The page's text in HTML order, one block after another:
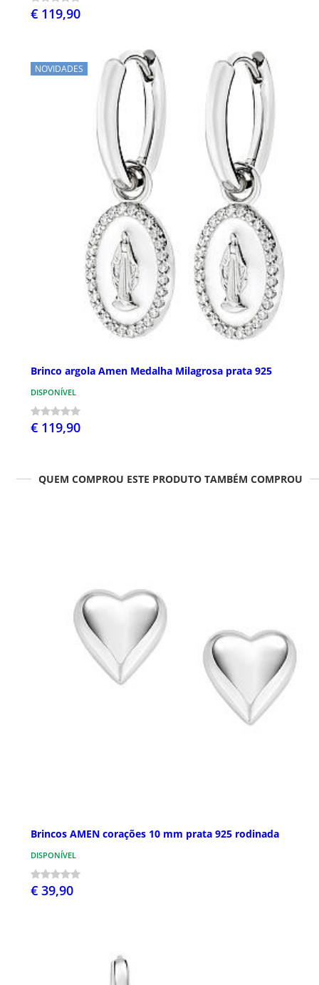
€ 119,90
NOVIDADES
Brinco argola Amen Medalha Milagrosa prata 925
DISPONÍVEL
€ 119,90
QUEM COMPROU ESTE PRODUTO TAMBÉM COMPROU
Brincos AMEN corações 10 mm prata 925 rodinada
DISPONÍVEL
€ 39,90